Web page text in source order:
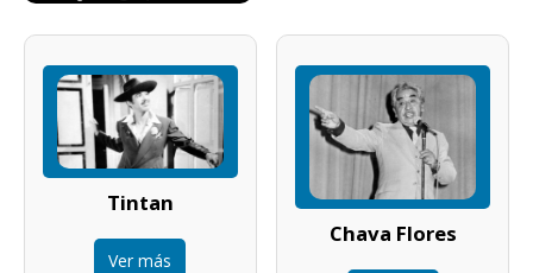
Tintan
Ver más
Chava Flores